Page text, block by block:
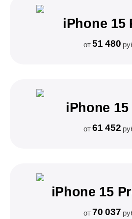
iPhone 15
от51 480
iPhone 15
от61 452
iPhone 15
от70 037